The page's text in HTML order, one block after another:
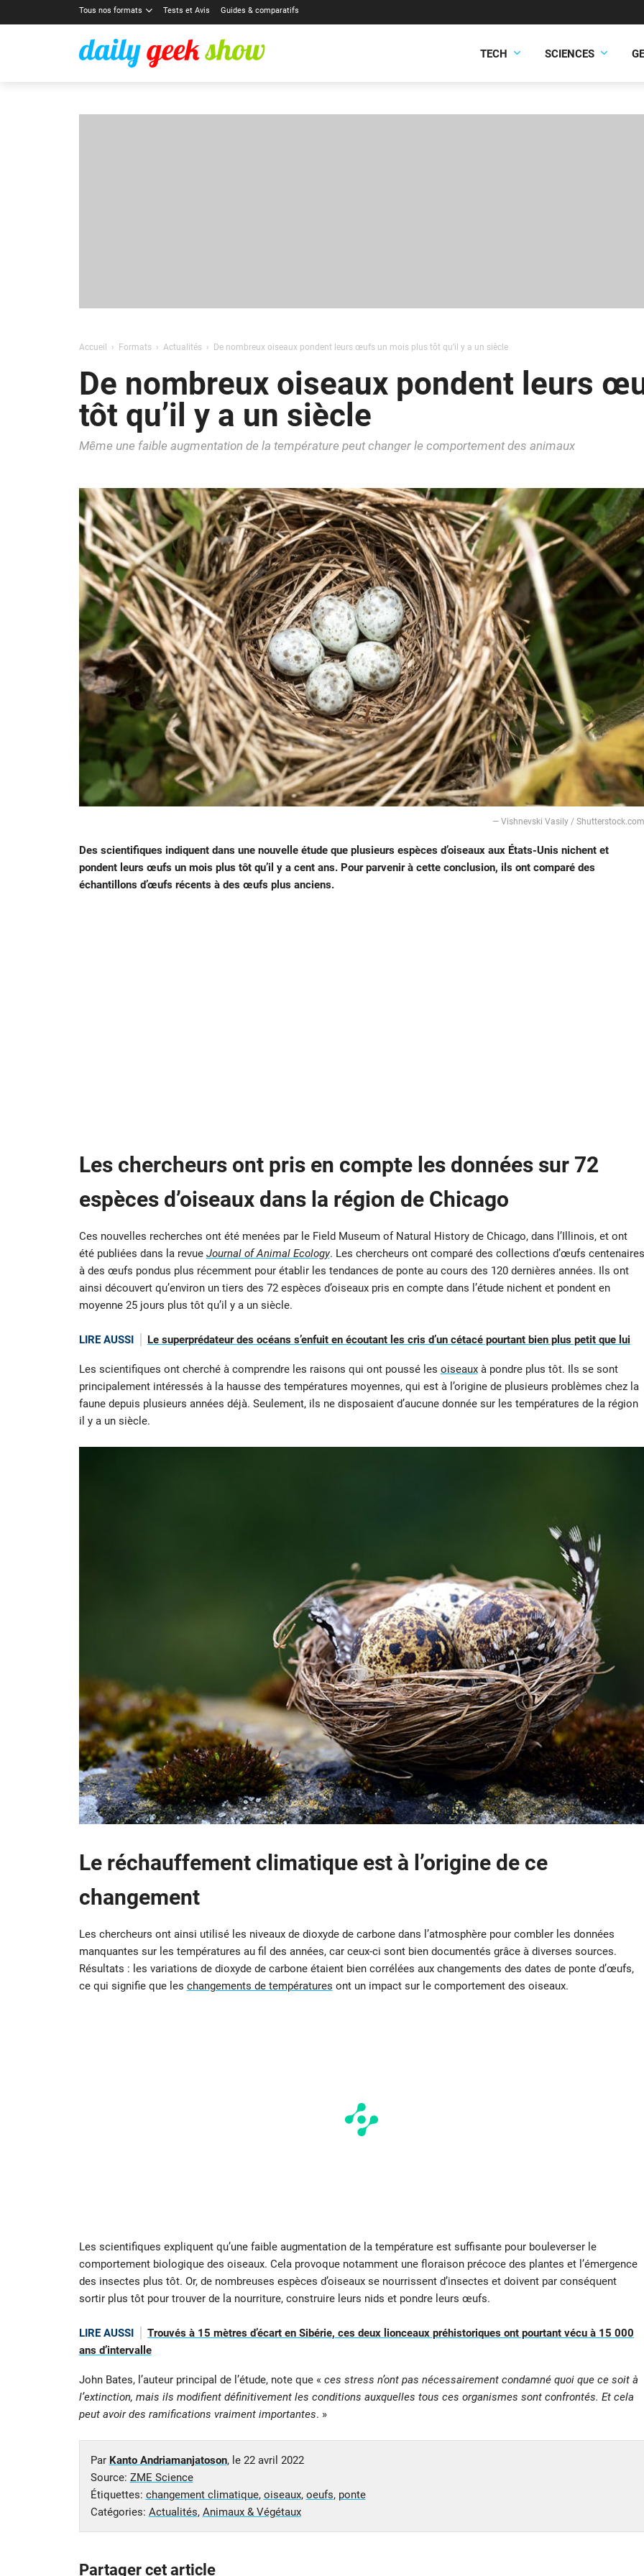
Tous nos formats Tests et Avis Guides & comparatifs
TECH SCIENCES
Accueil Formats Actualités De nombreux oiseaux pondent leurs œufs un mois plus tôt qu’il y a un siècle
De nombreux oiseaux pondent leurs
tôt qu’il y a un siècle
Même une faible augmentation de la température peut changer le comportement des animaux
― Vishnevski Vasily / Shutterstock.com
Des scientifiques indiquent dans une nouvelle étude que plusieurs espèces d’oiseaux aux États-Unis nichent et
pondent leurs œufs un mois plus tôt qu’il y a cent ans. Pour parvenir à cette conclusion, ils ont comparé des
échantillons d’œufs récents à des œufs plus anciens.
Les chercheurs ont pris en compte les données sur 72
espèces d’oiseaux dans la région de Chicago
Ces nouvelles recherches ont été menées par le Field Museum of Natural History de Chicago, dans l’Illinois, et ont
été publiées dans la revue Journal of Animal Ecology. Les chercheurs ont comparé des collections d’œufs centenaires
à des œufs pondus plus récemment pour établir les tendances de ponte au cours des 120 dernières années. Ils ont
ainsi découvert qu’environ un tiers des 72 espèces d’oiseaux pris en compte dans l’étude nichent et pondent en
moyenne 25 jours plus tôt qu’il y a un siècle.
LIRE AUSSI Le superprédateur des océans s’enfuit en écoutant les cris d’un cétacé pourtant bien plus petit que lui
Les scientifiques ont cherché à comprendre les raisons qui ont poussé les oiseauxà pondre plus tôt. Ils se sont
principalement intéressés à la hausse des températures moyennes, qui est à l’origine de plusieurs problèmes chez la
faune depuis plusieurs années déjà. Seulement, ils ne disposaient d’aucune donnée sur les températures de la région
il y a un siècle.
Le réchauffement climatique est à l’origine de ce
changement
Les chercheurs ont ainsi utilisé les niveaux de dioxyde de carbone dans l’atmosphère pour combler les données
manquantes sur les températures au fil des années, car ceux-ci sont bien documentés grâce à diverses sources.
Résultats : les variations de dioxyde de carbone étaient bien corrélées aux changements des dates de ponte d’œufs,
ce qui signifie que les changements de températures ont un impact sur le comportement des oiseaux.
Les scientifiques expliquent qu’une faible augmentation de la température est suffisante pour bouleverser le
comportement biologique des oiseaux. Cela provoque notamment une floraison précoce des plantes et l’émergence
des insectes plus tôt. Or, de nombreuses espèces d’oiseaux se nourrissent d’insectes et doivent par conséquent
sortir plus tôt pour trouver de la nourriture, construire leurs nids et pondre leurs œufs.
LIRE AUSSI
Trouvés à 15 mètres d’écart en Sibérie, ces deux lionceaux préhistoriques ont pourtant vécu à 15 000
ans d’intervalle
John Bates, l’auteur principal de l’étude, note que « ces stress n’ont pas nécessairement condamné quoi que ce soit à
l’extinction, mais ils modifient définitivement les conditions auxquelles tous ces organismes sont confrontés. Et cela
peut avoir des ramifications vraiment importantes. »
Par Kanto Andriamanjatoson, le 22 avril 2022
Source: ZME Science
Étiquettes: changement climatique, oiseaux, oeufs, ponte
Catégories: Actualités, Animaux & Végétaux
Partager cet article